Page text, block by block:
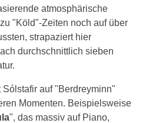
atmosphärische
"Köld"-Zeiten noch auf über
strapaziert hier
durchschnittlich sieben
auf "Berdreyminn"
Momenten. Beispielsweise
", das massiv auf Piano,